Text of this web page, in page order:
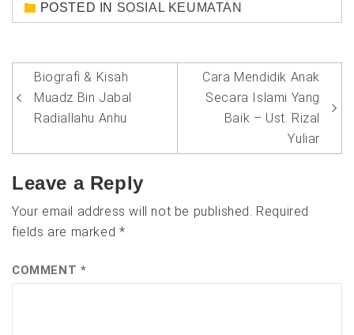
POSTED IN SOSIAL KEUMATAN
Post
navigation
Biografi & Kisah
Muadz Bin Jabal
Radiallahu Anhu
Cara Mendidik Anak
Secara Islami Yang
Baik – Ust. Rizal
Yuliar
Leave a Reply
Your email address will not be published. Required
fields are marked *
COMMENT *